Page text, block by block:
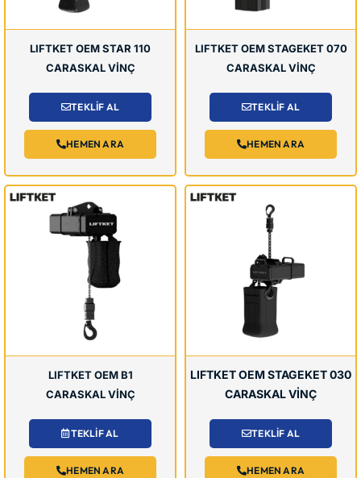
LIFTKET OEM STAR 110
CARASKAL VİNÇ
TEKLİF AL
HEMEN ARA
LIFTKET OEM STAGEKET 070
CARASKAL VİNÇ
TEKLİF AL
HEMEN ARA
LIFTKET OEM B1
CARASKAL VİNÇ
TEKLİF AL
HEMEN ARA
LIFTKET OEM STAGEKET 030
CARASKAL VİNÇ
TEKLİF AL
HEMEN ARA